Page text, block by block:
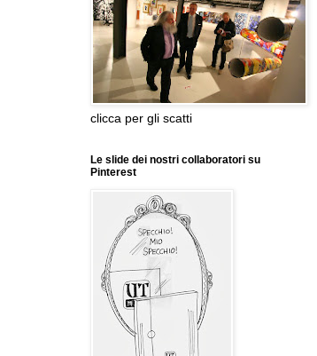
clicca per gli scatti
Le slide dei nostri collaboratori su
Pinterest